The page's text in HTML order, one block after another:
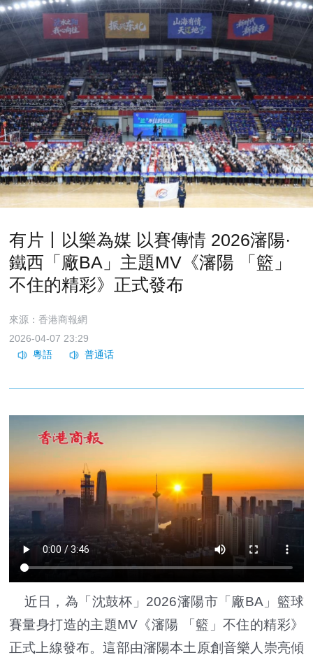
有片丨以樂為媒 以賽傳情 2026瀋陽·
鐵西「廠BA」主題MV《瀋陽 「籃」
不住的精彩》正式發布
來源：香港商報網
2026-04-07 23:29
近日，為「沈鼓杯」2026瀋陽市「廠BA」籃球
賽量身打造的主題MV《瀋陽 「籃」不住的精彩》
正式上線發布。這部由瀋陽本土原創音樂人崇亮傾